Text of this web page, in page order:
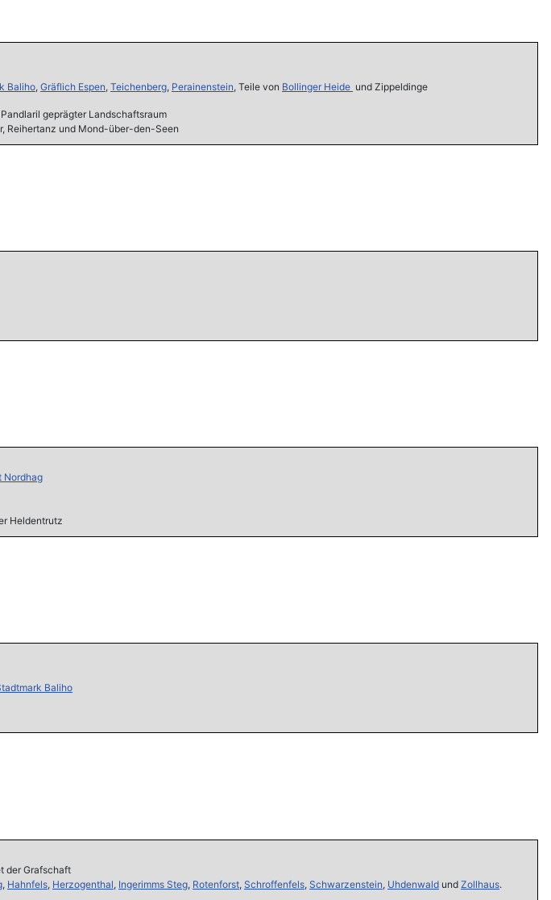
Baliho, Gräflich Espen, Teichenberg, Perainenstein, Teile von Bollinger Heide und Zippeldinge
geprägter Landschaftsraum
Reihertanz und Mond-über-den-Seen
Nordhag
Heldentrutz
Baliho
der Grafschaft
, Hahnfels, Herzogenthal, Ingerimms Steg, Rotenforst, Schroffenfels, Schwarzenstein, Uhdenwald und Zollhaus.